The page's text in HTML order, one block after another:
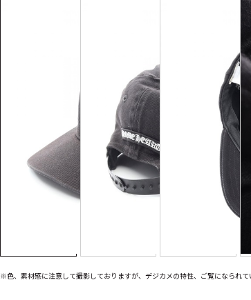
※色、素材感に注意して撮影しておりますが、デジカメの特性、ご覧になられ